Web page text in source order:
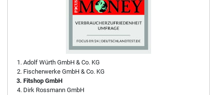
Adolf Würth GmbH & Co. KG
Fischerwerke GmbH & Co. KG
Fitshop GmbH
Dirk Rossmann GmbH